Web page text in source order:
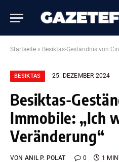
Startseite » Besiktas-Geständnis von Ciro
BESIKTAS 25. DEZEMBER 2024
Besiktas-
Immobile: „Ich
Veränderung“
VON ANIL P. POLAT 0 1